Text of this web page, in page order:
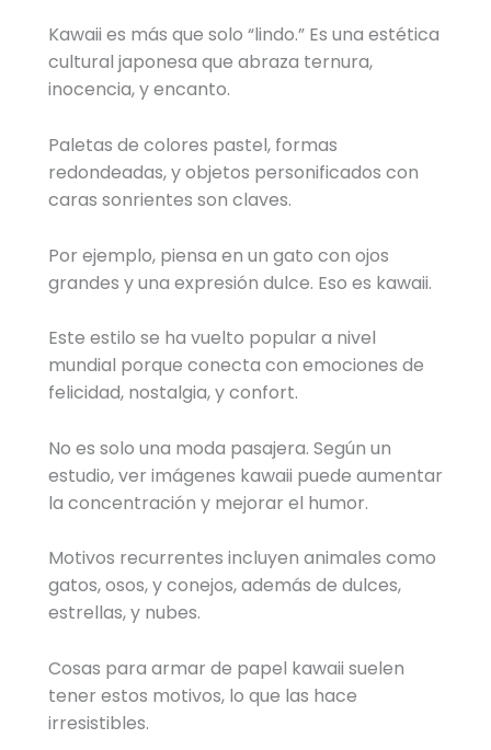
Kawaii es más que solo “lindo.” Es una estética
cultural japonesa que abraza ternura,
inocencia, y encanto.
Paletas de colores pastel, formas
redondeadas, y objetos personificados con
caras sonrientes son claves.
Por ejemplo, piensa en un gato con ojos
grandes y una expresión dulce. Eso es kawaii.
Este estilo se ha vuelto popular a nivel
mundial porque conecta con emociones de
felicidad, nostalgia, y confort.
No es solo una moda pasajera. Según un
estudio, ver imágenes kawaii puede aumentar
la concentración y mejorar el humor.
Motivos recurrentes incluyen animales como
gatos, osos, y conejos, además de dulces,
estrellas, y nubes.
Cosas para armar de papel kawaii suelen
tener estos motivos, lo que las hace
irresistibles.